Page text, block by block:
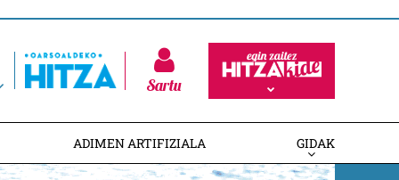
Sartu
ADIMEN ARTIFIZIALA GIDAK